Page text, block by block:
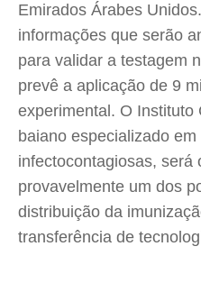
Emirados Árabes
informações que serão
para validar a testagem
prevê a aplicação de 9
experimental. O Instituto
baiano especializado
infectocontagiosas, será
provavelmente um dos
distribuição da
transferência de